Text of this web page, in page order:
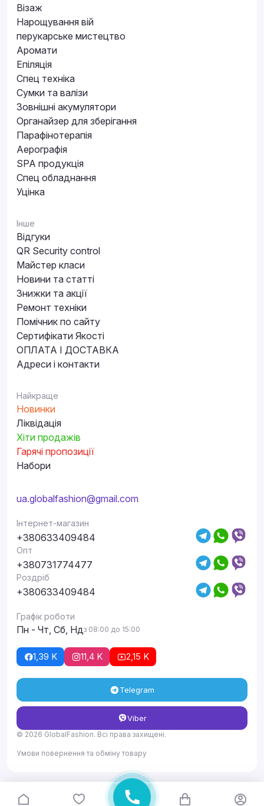
Візаж
Нарощування вій
перукарське мистецтво
Аромати
Епіляція
Спец техніка
Сумки та валізи
Зовнішні акумулятори
Органайзер для зберігання
Парафінотерапія
Аерографія
SPA продукція
Спец обладнання
Уцінка
Інше
Відгуки
QR Security control
Майстер класи
Новини та статті
Знижки та акції
Ремонт техніки
Помічник по сайту
Сертифікати Якості
ОПЛАТА І ДОСТАВКА
Адреси і контакти
Найкраще
Новинки
Ліквідація
Хіти продажів
Гарячі пропозиції
Набори
ua.globalfashion@gmail.com
Інтернет-магазин
+380633409484
Опт
+380731774477
Роздріб
+380633409484
Графік роботи
Пн - Чт, Сб, Ндз 08:00 до 15:00
1,39 K 11,4 K 2,15 K
Telegram
Viber
© 2026 GlobalFashion. Всі права захищені.
Умови повернення та обміну товару